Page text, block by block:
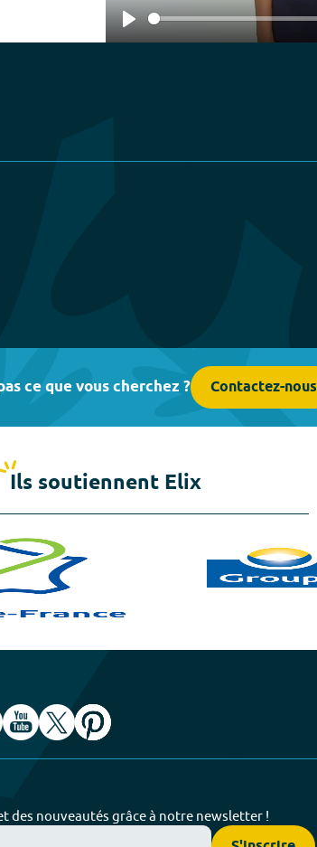
Play
ce que vous cherchez ? Contactez-nous
Ils soutiennent Elix
des nouveautés grâce à notre newsletter !